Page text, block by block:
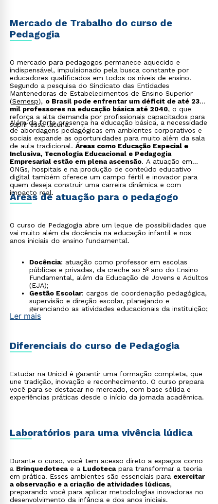
estratégias para acolher a diversidade em sala de
aula, garantindo uma educação de qualidade para
todos, incluindo alunos com necessidades especiais;
Gestão Educacional e Políticas Públicas
coordenar equipes e implementar políticas
educacionais;
Tecnologias Educacionais: explore o uso de
ferramentas digitais e recursos tecnológicos para
enriquecer o processo de ensino e aprendizagem,
tornando as aulas mais dinâmicas e interativas.
Mercado de Trabalho do curso de
Pedagogia
O mercado para pedagogos permanece aquecido e
indispensável, impulsionado pela busca constante por
educadores qualificados em todos os níveis de ensino.
Segundo a pesquisa do Sindicato das Entidades
Mantenedoras de Estabelecimentos de Ensino Superior
(Semesp), o Brasil pode enfrentar um déficit de até 235
mil professores na educação básica até 2040, o que
reforça a alta demanda por profissionais capacitados para
suprir essa lacuna.
Além da forte presença na educação básica, a necessidade
de abordagens pedagógicas em ambientes corporativos e
sociais expande as oportunidades para muito além da sala
de aula tradicional. Áreas como Educação Especial e
Inclusiva, Tecnologia Educacional e Pedagogia
Empresarial estão em plena ascensão. A atuação em
ONGs, hospitais e na produção de conteúdo educativo
digital também oferece um campo fértil e inovador para
quem deseja construir uma carreira dinâmica e com
impacto real.
Áreas de atuação para o pedagogo
O curso de Pedagogia abre um leque de possibilidades que
vai muito além da docência na educação infantil e nos
anos iniciais do ensino fundamental.
Docência: atuação como professor em escolas
públicas e privadas, da creche ao 5º ano do Ensino
Fundamental, além da Educação de Jovens e Adultos
(EJA);
Gestão Escolar: cargos de coordenação pedagógica,
supervisão e direção escolar, planejando e
gerenciando as atividades educacionais da instituição;
Pedagogia Empresarial
Pedagogia Hospitalar: acompanhamento do
educação durante o tratamento;
Produção de Material Didático: elaboração e revisão
de livros, jogos educativos, softwares e outros
recursos pedagógicos para editoras e empresas de
tecnologia educacional;
comportamento.
Ler mais
Diferenciais do curso de Pedagogia
Estudar na Unicid é garantir uma formação completa, que
une tradição, inovação e reconhecimento. O curso prepara
você para se destacar no mercado, com base sólida e
experiências práticas desde o início da jornada acadêmica.
Laboratórios para uma vivência lúdica
Durante o curso, você tem acesso direto a espaços como
a Brinquedotecae a Ludotecapara transformar a teoria
em prática. Esses ambientes são essenciais para exercitar
a observação e a criação de atividades lúdicas,
preparando você para aplicar metodologias inovadoras no
desenvolvimento da infância e dos anos iniciais.